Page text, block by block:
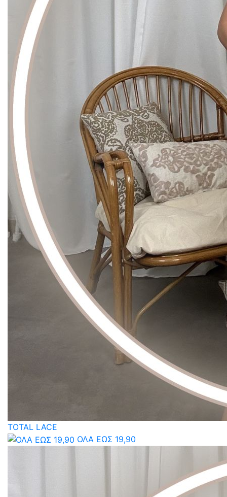
TOTAL LACE
ΟΛΑ ΕΩΣ 19,90